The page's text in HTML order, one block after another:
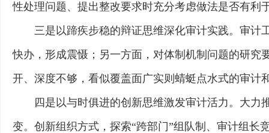
性处理问题、提出整改要求时充分考虑做法是否有
三是以蹄疾步稳的辩证思维深化审计实践。审计
快办，形成震慑；另一方面，对体制机制问题的研究
开、深度不够，看似覆盖面广实则蜻蜓点水式的审计
四是以与时俱进的创新思维激发审计活力。大力
变。创新组织方式，探索“跨部门”组队制、审计组